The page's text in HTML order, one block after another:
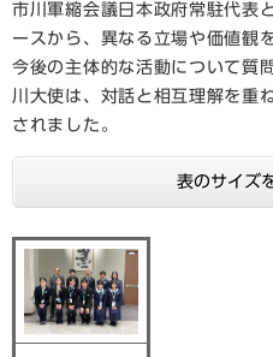
市川軍縮会議日本政府常駐代表
ースから、異なる立場や価値観
今後の主体的な活動について質
川大使は、対話と相互理解を重
されました。
表のサイズ